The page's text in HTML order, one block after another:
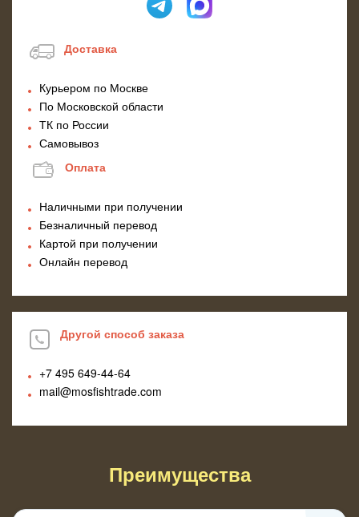
Доставка
Курьером по Москве
По Московской области
ТК по России
Самовывоз
Оплата
Наличными при получении
Безналичный перевод
Картой при получении
Онлайн перевод
Другой способ заказа
+7 495 649-44-64
mail@mosfishtrade.com
Преимущества